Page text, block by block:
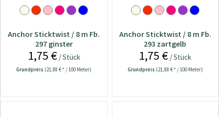
Anchor Sticktwist / 8 m Fb.
297 ginster
1,75 €/ Stück
Grundpreis (21,88 € * / 100 Meter)
Anchor Sticktwist / 8 m Fb.
293 zartgelb
1,75 € / Stück
Grundpreis (21,88 € * / 100 Meter)